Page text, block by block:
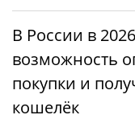
В России в
возможность
покупки и
кошелёк